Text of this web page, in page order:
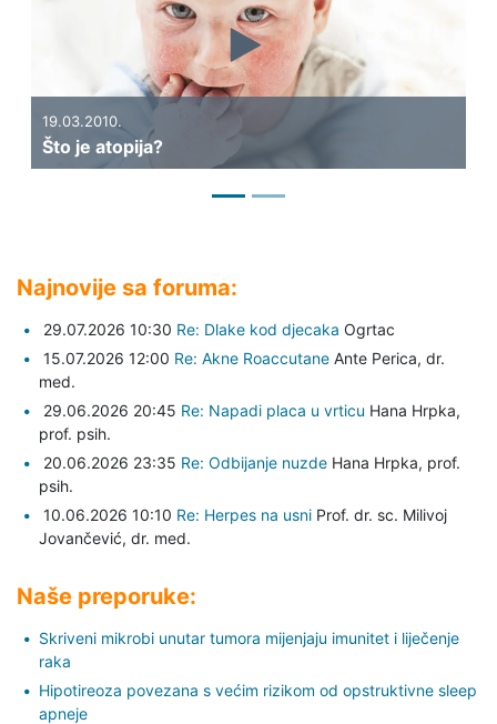
19.03.2010.
Što je atopija?
Najnovije sa foruma:
29.07.2026 10:30 Re: Dlake kod djecaka Ogrtac
15.07.2026 12:00 Re: Akne Roaccutane Ante Perica, dr.
med.
29.06.2026 20:45 Re: Napadi placa u vrticu Hana Hrpka,
prof. psih.
20.06.2026 23:35 Re: Odbijanje nuzde Hana Hrpka, prof.
psih.
10.06.2026 10:10 Re: Herpes na usni Prof. dr. sc. Milivoj
Jovančević, dr. med.
Naše preporuke:
Skriveni mikrobi unutar tumora mijenjaju imunitet i liječenje
raka
Hipotireoza povezana s većim rizikom od opstruktivne sleep
apneje